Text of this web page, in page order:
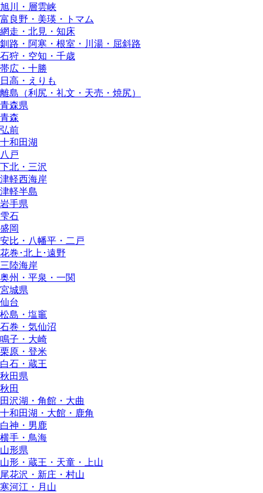
旭川・層雲峡
富良野・美瑛・トマム
網走・北見・知床
釧路・阿寒・根室・川湯・屈斜路
石狩・空知・千歳
帯広・十勝
日高・えりも
離島（利尻・礼文・天売・焼尻）
青森県
青森
弘前
十和田湖
八戸
下北・三沢
津軽西海岸
津軽半島
岩手県
雫石
盛岡
安比・八幡平・二戸
花巻･北上･遠野
三陸海岸
奥州・平泉・一関
宮城県
仙台
松島・塩竈
石巻・気仙沼
鳴子・大崎
栗原・登米
白石・蔵王
秋田県
秋田
田沢湖・角館・大曲
十和田湖・大館・鹿角
白神・男鹿
横手・鳥海
山形県
山形・蔵王・天童・上山
尾花沢・新庄・村山
寒河江・月山